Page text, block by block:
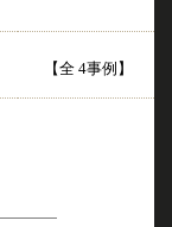
【全 4事例】